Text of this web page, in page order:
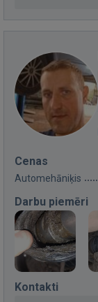
Cenas
Automehāniķis
Darbu piemēri
Kontakti